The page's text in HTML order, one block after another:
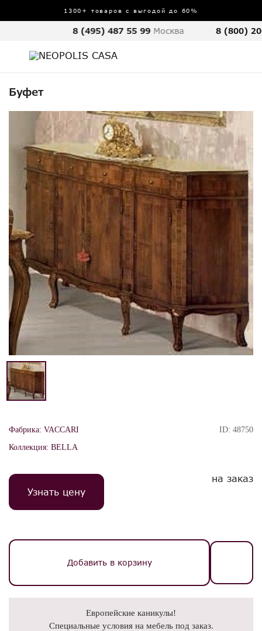
1300+ товаров с выгодой до 60%
8 (495) 487 55 99 Москва 8 (800)
Буфет
Фабрика: VACCARI
Коллекция: BELLA
ID: 48750
Узнать цену
на заказ
Добавить в корзину
Европейские каникулы!
Специальные условия на мебель под заказ.